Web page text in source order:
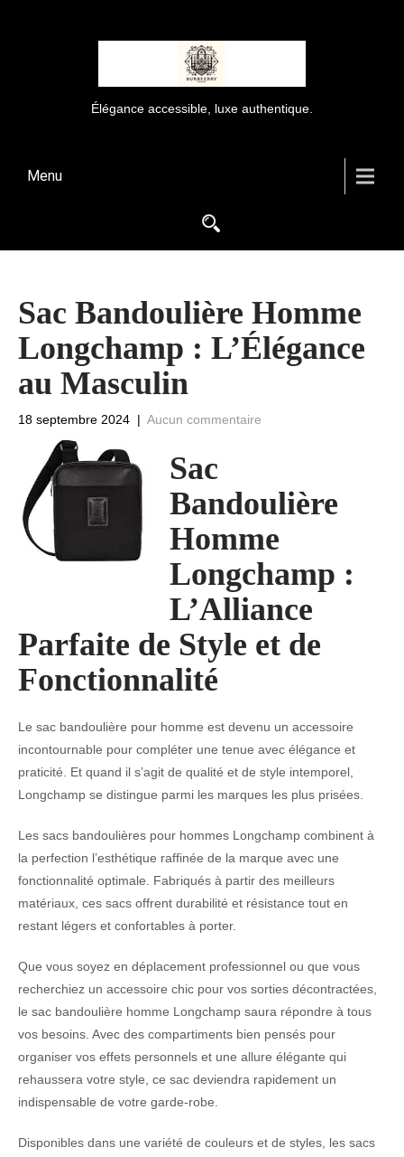
Élégance accessible, luxe authentique.
Menu
Sac Bandoulière Homme
Longchamp : L’Élégance
au Masculin
18 septembre 2024 | Aucun commentaire
Sac
Bandoulière
Homme
Longchamp :
L’Alliance
Parfaite de Style et de
Fonctionnalité
Le sac bandoulière pour homme est devenu un accessoire
incontournable pour compléter une tenue avec élégance et
praticité. Et quand il s’agit de qualité et de style intemporel,
Longchamp se distingue parmi les marques les plus prisées.
Les sacs bandoulières pour hommes Longchamp combinent à
la perfection l’esthétique raffinée de la marque avec une
fonctionnalité optimale. Fabriqués à partir des meilleurs
matériaux, ces sacs offrent durabilité et résistance tout en
restant légers et confortables à porter.
Que vous soyez en déplacement professionnel ou que vous
recherchiez un accessoire chic pour vos sorties décontractées,
le sac bandoulière homme Longchamp saura répondre à tous
vos besoins. Avec des compartiments bien pensés pour
organiser vos effets personnels et une allure élégante qui
rehaussera votre style, ce sac deviendra rapidement un
indispensable de votre garde-robe.
Disponibles dans une variété de couleurs et de styles, les sacs